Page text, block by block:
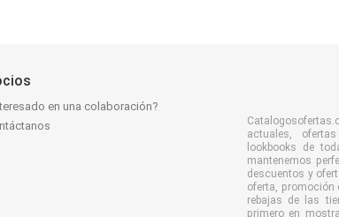
en una colaboración?
actuales,
lookbooks de
mantenemos
descuentos y
oferta, promoción
rebajas de las
primero en